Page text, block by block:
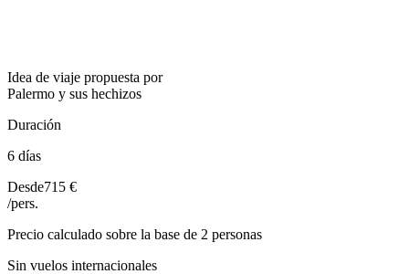
Idea de viaje propuesta por
Palermo y sus hechizos
Duración
6 días
Desde715 €
/pers.
Precio calculado sobre la base de 2 personas
Sin vuelos internacionales